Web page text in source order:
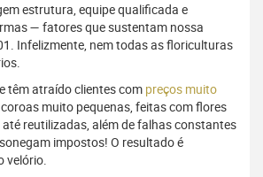
estrutura, equipe qualificada e
— fatores que sustentam nossa
Infelizmente, nem todas as floriculturas
têm atraído clientes com preços muito
muito pequenas, feitas com flores
reutilizadas, além de falhas constantes
impostos! O resultado é
velório.